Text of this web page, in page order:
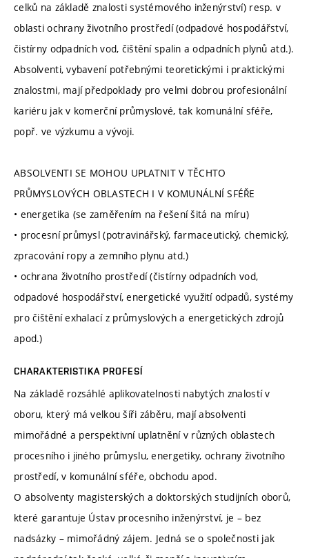
celků na základě znalosti systémového inženýrství) resp. v
oblasti ochrany životního prostředí (odpadové hospodářství,
čistírny odpadních vod, čištění spalin a odpadních plynů atd.).
Absolventi, vybavení potřebnými teoretickými i praktickými
znalostmi, mají předpoklady pro velmi dobrou profesionální
kariéru jak v komerční průmyslové, tak komunální sféře,
popř. ve výzkumu a vývoji.
ABSOLVENTI SE MOHOU UPLATNIT V TĚCHTO
PRŮMYSLOVÝCH OBLASTECH I V KOMUNÁLNÍ SFÉŘE
• energetika (se zaměřením na řešení šitá na míru)
• procesní průmysl (potravinářský, farmaceutický, chemický,
zpracování ropy a zemního plynu atd.)
• ochrana životního prostředí (čistírny odpadních vod,
odpadové hospodářství, energetické využití odpadů, systémy
pro čištění exhalací z průmyslových a energetických zdrojů
apod.)
CHARAKTERISTIKA PROFESÍ
Na základě rozsáhlé aplikovatelnosti nabytých znalostí v
oboru, který má velkou šíři záběru, mají absolventi
mimořádné a perspektivní uplatnění v různých oblastech
procesního i jiného průmyslu, energetiky, ochrany životního
prostředí, v komunální sféře, obchodu apod.
O absolventy magisterských a doktorských studijních oborů,
které garantuje Ústav procesního inženýrství, je – bez
nadsázky – mimořádný zájem. Jedná se o společnosti jak